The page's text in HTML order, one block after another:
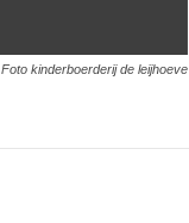
Foto kinderboerderij de leijhoeve